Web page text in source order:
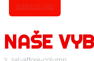
zobraziť viac
NAŠE